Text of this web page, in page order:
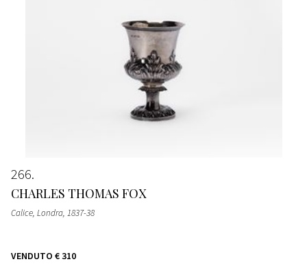
266
CHARLES THOMAS FOX
Calice, Londra, 1837-38
VENDUTO € 310